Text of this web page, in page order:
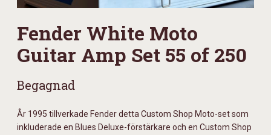
Fender White Moto
Guitar Amp Set 55 of 250
Begagnad
År 1995 tillverkade Fender detta Custom Shop Moto-set som
inkluderade en Blues Deluxe-förstärkare och en Custom Shop